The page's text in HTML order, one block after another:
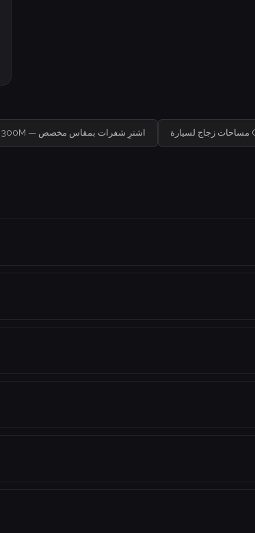
مساحات زجاج لسيارة Chrysler 300M — اشترِ شفرات بمقاس مخصص